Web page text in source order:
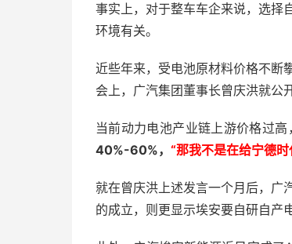
事实上，对于整车车企来说，选择
环境有关。
近些年来，受电池原材料价格不断
会上，广汽集团董事长曾庆洪就公
当前动力电池产业链上游价格过高
40%-60%， “那我不是在给宁德时
就在曾庆洪上述发言一个月后，广
的成立，则更显示埃安要自研自产